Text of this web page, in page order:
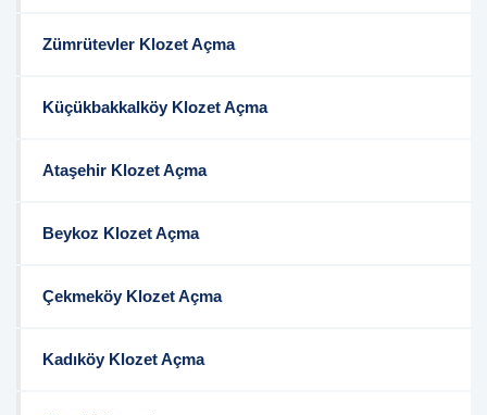
Zümrütevler Klozet Açma
Küçükbakkalköy Klozet Açma
Ataşehir Klozet Açma
Beykoz Klozet Açma
Çekmeköy Klozet Açma
Kadıköy Klozet Açma